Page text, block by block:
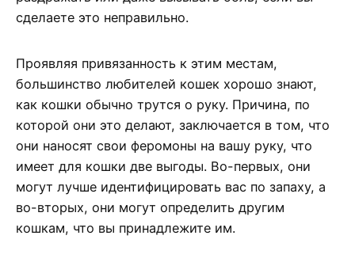
сделаете это неправильно.
Проявляя привязанность к этим местам,
большинство любителей кошек хорошо знают,
как кошки обычно трутся о руку. Причина, по
которой они это делают, заключается в том, что
они наносят свои феромоны на вашу руку, что
имеет для кошки две выгоды. Во-первых, они
могут лучше идентифицировать вас по запаху, а
во-вторых, они могут определить другим
кошкам, что вы принадлежите им.